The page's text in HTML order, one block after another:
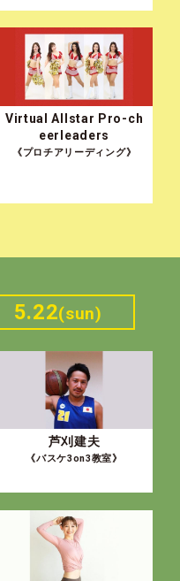
Virtual Allstar Pro-ch
eerleaders
《プロチアリーディング》
5.22(sun)
芦刈建夫
《バスケ3on3教室》